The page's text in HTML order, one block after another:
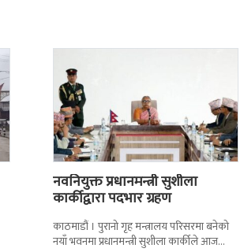
नवनियुक्त प्रधानमन्त्री सुशीला
कार्कीद्वारा पदभार ग्रहण
काठमाडौं । पुरानो गृह मन्त्रालय परिसरमा बनेको
नयाँ भवनमा प्रधानमन्त्री सुशीला कार्कीले आज